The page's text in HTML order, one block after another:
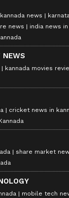
news
news
india news
NEWS
kannada movies
cricket news in
share market
mobile tech